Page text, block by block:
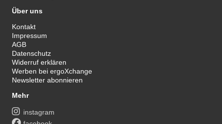
Über uns
Kontakt
Impressum
AGB
Datenschutz
Widerruf erklären
Werben bei ergoXchange
Newsletter abonnieren
Mehr
instagram